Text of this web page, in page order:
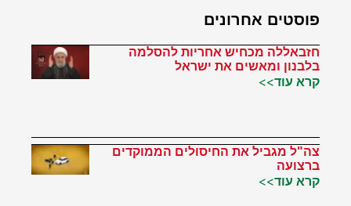
פוסטים אחרונים
חזבאללה מכחיש אחריות להסלמה
בלבנון ומאשים את ישראל
קרא עוד>>
צה"ל מגביל את החיסולים הממוקדים
ברצועה
קרא עוד>>